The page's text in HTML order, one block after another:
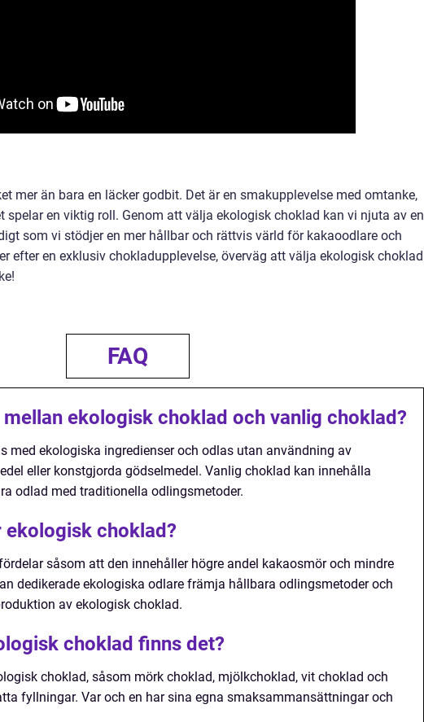
mer än bara en läcker godbit. Det är en smakupplevelse med omtanke,
spelar en viktig roll. Genom att välja ekologisk choklad kan vi njuta av en
som vi stödjer en mer hållbar och rättvis värld för kakaoodlare och
efter en exklusiv chokladupplevelse, överväg att välja ekologisk choklad
FAQ
ekologisk choklad och vanlig choklad?
med ekologiska ingredienser och odlas utan användning av
eller konstgjorda gödselmedel. Vanlig choklad kan innehålla
odlad med traditionella odlingsmetoder.
choklad?
såsom att den innehåller högre andel kakaosmör och mindre
dedikerade ekologiska odlare främja hållbara odlingsmetoder och
av ekologisk choklad.
choklad finns det?
choklad, såsom mörk choklad, mjölkchoklad, vit choklad och
fyllningar. Var och en har sina egna smaksammansättningar och